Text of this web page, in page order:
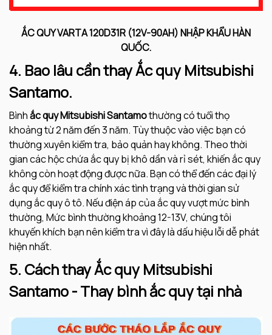
ẮC QUY VARTA 120D31R (12V-90AH) NHẬP KHẨU HÀN
QUỐC.
4. Bao lâu cần thay Ắc quy Mitsubishi
Santamo.
Bìnhắc quy Mitsubishi Santamothường có tuổi thọ
khoảng từ 2 năm đến 3 năm. Tùy thuộc vào việc bạn có
thường xuyên kiểm tra, bảo quản hay không. Theo thời
gian các hộc chứa ắc quy bị khô dần và rỉ sét, khiến ắc quy
không còn hoạt động được nữa. Bạn có thể đến các đại lý
ắc quy để kiểm tra chính xác tình trạng và thời gian sử
dụng ắc quy ô tô. Nếu điện áp của ắc quy vượt mức bình
thường, Mức bình thường khoảng 12-13V, chúng tôi
khuyến khích bạn nên kiểm tra vì đây là dấu hiệu lỗi dễ phát
hiện nhất.
5. Cách thay Ắc quy Mitsubishi
Santamo - Thay bình ắc quy tại nhà